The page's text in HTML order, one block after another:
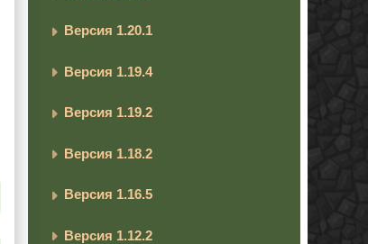
Версия 1.20.1
Версия 1.19.4
Версия 1.19.2
Версия 1.18.2
Версия 1.16.5
Версия 1.12.2